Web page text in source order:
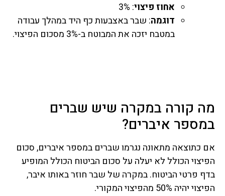
אחוז פיצוי: 3%
דוגמה: שבר באצבעות כף היד במהלך עבודה
במטבח יזכה את המבוטח ב-3% מסכום הפיצוי.
מה קורה במקרה שיש שברים
במספר איברים?
אם כתוצאה מתאונה נגרמו שברים במספר איברים, סכום
הפיצוי הכולל לא יעלה על סכום הביטוח הכולל המופיע
בדף פרטי הביטוח. במקרה של שבר חוזר באותו איבר,
הפיצוי יהיה 50% מהפיצוי המקורי.